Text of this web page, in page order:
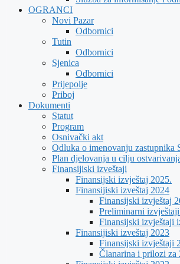
OGRANCI
Novi Pazar
Odbornici
Tutin
Odbornici
Sjenica
Odbornici
Prijepolje
Priboj
Dokumenti
Statut
Program
Osnivački akt
Odluka o imenovanju zastupnika
Plan djelovanja u cilju
Finansijiski izveštaji
Finansijski izvještaj 2025.
Finansijiski izveštaj 2024
Finansijski izvještaj
Preliminarni
Finansijski izvještaji
Finansijiski izveštaj 2023
Finansijski izvještaji
Članarina i prilozi za